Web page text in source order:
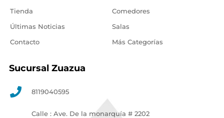
Tienda
Últimas Noticias
Contacto
Comedores
Salas
Más Categorías
Sucursal Zuazua
8119040595
Calle : Ave. De la monarquía # 2202